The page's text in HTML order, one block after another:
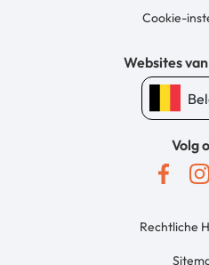
Cookie-
Websites
Volg
Rechtliche